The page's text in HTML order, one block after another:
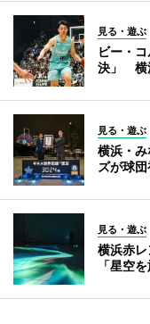
見る・遊ぶ
ビー・
決」 横
見る・遊ぶ
横浜・
ズが球
見る・遊ぶ
横浜赤
「星空